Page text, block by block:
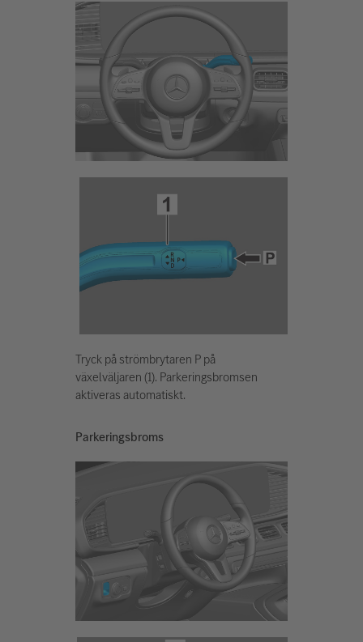
Tryck på strömbrytaren P på
växelväljaren (1). Parkeringsbromsen
aktiveras automatiskt.
Parkeringsbroms